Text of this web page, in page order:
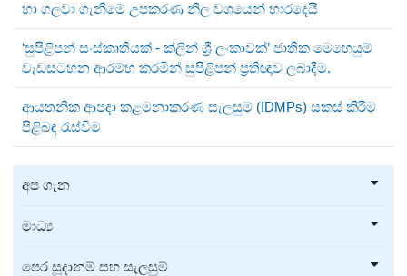
හා ගලවා ගැනීමේ උපකරණ නිල වශයෙන් භාරදෙයි
‘සුපිළිපන් සංස්කෘතියක් - ක්ලීන් ශ්‍රී ලංකාවක්’ ජාතික මෙහෙයුම්
වැඩසටහන ආරම්භ කරමින් සුපිළිපන් ප්‍රතිඥාව ලබාදීම.
ආයතනික ආපදා කළමනාකරණ සැලසුම් (IDMPs) සකස් කිරීම
පිළිබඳ රැස්වීම
අප ගැන
මාධ්‍ය
පෙර සූදානම් සහ සැලසුම්